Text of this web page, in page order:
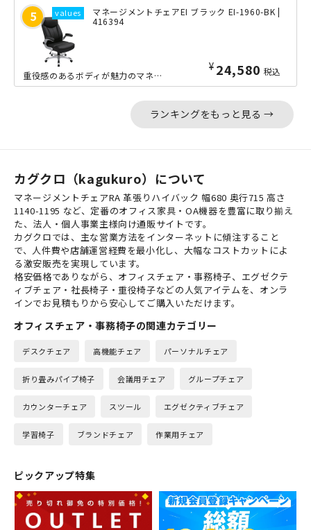
マネージメントチェアEI ブラック EI-1960-BK |
416394
¥ 24,580 税込
重役感のあるボディが魅力のマネージメントチェアです。肘掛けまでもがクッションタイ...
ランキングをもっと見る →
カグクロ（kagukuro）について
マネージメントチェアRA 革張りハイバック 幅680 奥行715 高さ
1140-1195 など、定番のオフィス家具・OA機器を豊富に取り揃え
た、法人・個人事業主様向け通販サイトです。
カグクロでは、主な営業方法をインターネットに傾注すること
で、人件費や店舗運営経費を最小化し、大幅なコストカットによ
る激安販売を実現しています。
格安価格でありながら、オフィスチェア・事務椅子、エグゼクテ
ィブチェア・社長椅子・重役椅子などの人気アイテムを、オンラ
インでお見積もりから安心してご購入いただけます。
オフィスチェア・事務椅子の関連カテゴリー
デスクチェア 高機能チェア パーソナルチェア
折り畳みパイプ椅子 会議用チェア グループチェア
カウンターチェア スツール エグゼクティブチェア
学習椅子 ブランドチェア 作業用チェア
ピックアップ特集